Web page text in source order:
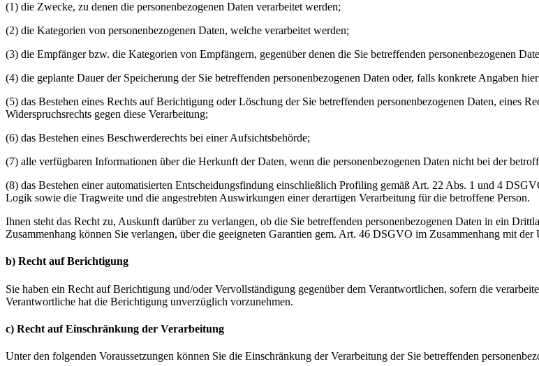
(1) die Zwecke, zu denen die personenbezogenen Daten verarbeitet werden;
(2) die Kategorien von personenbezogenen Daten, welche verarbeitet werden;
(3) die Empfänger bzw. die Kategorien von Empfängern, gegenüber denen die Sie betreffenden personenbezogenen
(4) die geplante Dauer der Speicherung der Sie betreffenden personenbezogenen Daten oder, falls konkrete Angaben
(5) das Bestehen eines Rechts auf Berichtigung oder Löschung der Sie betreffenden personenbezogenen Daten, eines
Widerspruchsrechts gegen diese Verarbeitung;
(6) das Bestehen eines Beschwerderechts bei einer Aufsichtsbehörde;
(7) alle verfügbaren Informationen über die Herkunft der Daten, wenn die personenbezogenen Daten nicht bei der
(8) das Bestehen einer automatisierten Entscheidungsfindung einschließlich Profiling gemäß Art. 22 Abs. 1 und 4
Logik sowie die Tragweite und die angestrebten Auswirkungen einer derartigen Verarbeitung für die betroffene Person.
Ihnen steht das Recht zu, Auskunft darüber zu verlangen, ob die Sie betreffenden personenbezogenen Daten in ein
Zusammenhang können Sie verlangen, über die geeigneten Garantien gem. Art. 46 DSGVO im Zusammenhang mit
b) Recht auf Berichtigung
Sie haben ein Recht auf Berichtigung und/oder Vervollständigung gegenüber dem Verantwortlichen, sofern die
Verantwortliche hat die Berichtigung unverzüglich vorzunehmen.
c) Recht auf Einschränkung der Verarbeitung
Unter den folgenden Voraussetzungen können Sie die Einschränkung der Verarbeitung der Sie betreffenden